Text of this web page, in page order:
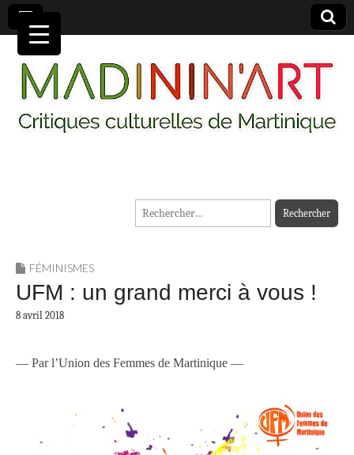
MADININ'ART
Rechercher :
FÉMINISMES
UFM : un grand merci à vous !
8 avril 2018
— Par l’Union des Femmes de Martinique —